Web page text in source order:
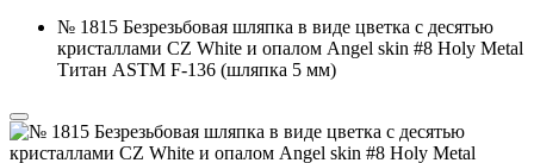
№ 1815 Безрезьбовая шляпка в виде цветка с десятью
кристаллами CZ White и опалом Angel skin #8 Holy Metal
Титан ASTM F-136 (шляпка 5 мм)